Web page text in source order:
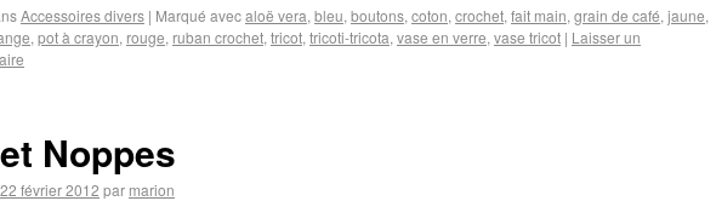
Accessoires divers | Marqué avecaloë vera, bleu, boutons, coton, crochet, fait main, grain de café, jaune,
, pot à crayon, rouge, ruban crochet, tricot, tricoti-tricota, vase en verre, vase tricot | Laisser un
Noppes
22 février 2012 par marion